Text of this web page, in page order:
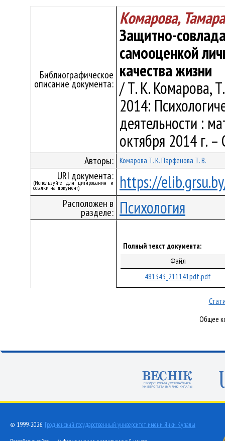
Библиографическое
описание документа:
Комарова,
Защитно-
самооценкой
качества жизни
/ Т. К. Комарова,
2014:
деятельности :
октября 2014 г.
Авторы: Комарова Т. К.Парфенова Т. В.
URI документа:
(Используйте для цитирования и
ссылки на документ) https://
Расположен в
разделе: Психология
Полный текст документа:
Файл
481343_211141pdf.pdf
Общее
© 1999-2026, Гродненский государственный университет имени Янки Купалы